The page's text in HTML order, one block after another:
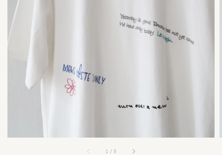
1 / 9